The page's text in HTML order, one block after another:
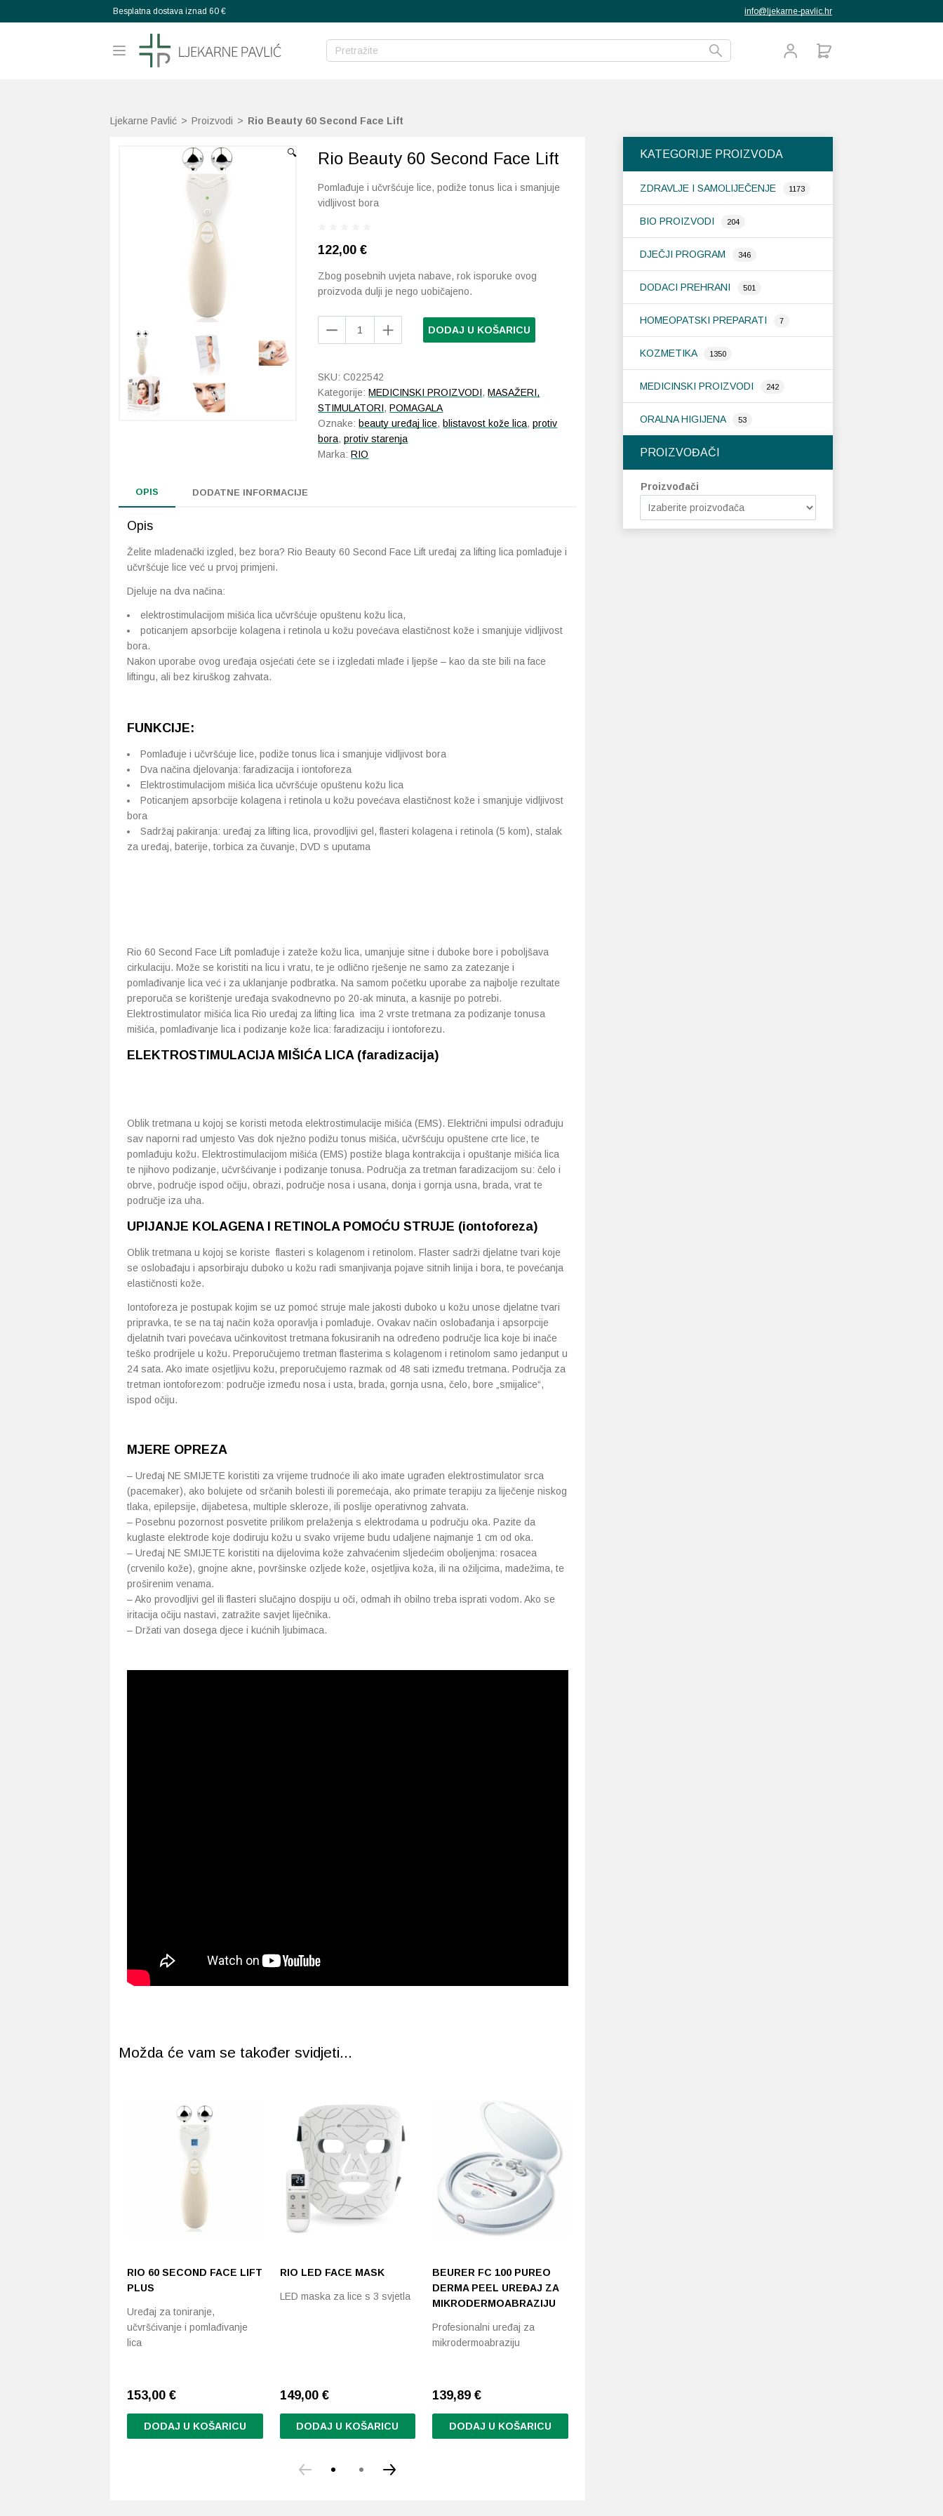
Besplatna dostava iznad 60 € info@ljekarne-pavlic.hr
Ljekarne Pavlić > Proizvodi > Rio Beauty 60 Second Face Lift
KATEGORIJE PROIZVODA
ZDRAVLJE I SAMOLIJEČENJE 1173
BIO PROIZVODI 204
DJEČJI PROGRAM 346
DODACI PREHRANI 501
HOMEOPATSKI PREPARATI 7
KOZMETIKA 1350
MEDICINSKI PROIZVODI 242
ORALNA HIGIJENA 53
PROIZVOĐAČI
Proizvođači
🔍 Rio Beauty 60 Second Face Lift
Pomlađuje i učvršćuje lice, podiže tonus lica i smanjuje
vidljivost bora
122,00€
Zbog posebnih uvjeta nabave, rok isporuke ovog
proizvoda dulji je nego uobičajeno.
količina
DODAJ U KOŠARICU
SKU:C022542
Kategorije:MEDICINSKI PROIZVODI,MASAŽERI,
STIMULATORI,POMAGALA
Oznake: beauty uređaj lice, blistavost kože lica,protiv
bora,protiv starenja
Marka:RIO
OPIS DODATNE INFORMACIJE
Opis
Želite mladenački izgled, bez bora? Rio Beauty 60 Second Face Lift uređaj za lifting lica pomlađuje i
učvršćuje lice već u prvoj primjeni.
Djeluje na dva načina:
elektrostimulacijom mišića lica učvršćuje opuštenu kožu lica,
poticanjem apsorbcije kolagena i retinola u kožu povećava elastičnost kože i smanjuje vidljivost
bora.
Nakon uporabe ovog uređaja osjećati ćete se i izgledati mlađe i ljepše – kao da ste bili na face
liftingu, ali bez kiruškog zahvata.
FUNKCIJE:
Pomlađuje i učvršćuje lice, podiže tonus lica i smanjuje vidljivost bora
Dva načina djelovanja: faradizacija i iontoforeza
Elektrostimulacijom mišića lica učvršćuje opuštenu kožu lica
Poticanjem apsorbcije kolagena i retinola u kožu povećava elastičnost kože i smanjuje vidljivost
bora
Sadržaj pakiranja: uređaj za lifting lica, provodljivi gel, flasteri kolagena i retinola (5 kom), stalak
za uređaj, baterije, torbica za čuvanje, DVD s uputama
Rio 60 Second Face Lift pomlađuje i zateže kožu lica, umanjuje sitne i duboke bore i poboljšava
cirkulaciju. Može se koristiti na licu i vratu, te je odlično rješenje ne samo za zatezanje i
pomlađivanje lica već i za uklanjanje podbratka. Na samom početku uporabe za najbolje rezultate
preporuča se korištenje uređaja svakodnevno po 20-ak minuta, a kasnije po potrebi.
Elektrostimulator mišića lica Rio uređaj za lifting lica ima 2 vrste tretmana za podizanje tonusa
mišića, pomlađivanje lica i podizanje kože lica: faradizaciju i iontoforezu.
ELEKTROSTIMULACIJA MIŠIĆA LICA (faradizacija)
Oblik tretmana u kojoj se koristi metoda elektrostimulacije mišića (EMS). Električni impulsi odrađuju
sav naporni rad umjesto Vas dok nježno podižu tonus mišića, učvršćuju opuštene crte lice, te
pomlađuju kožu. Elektrostimulacijom mišića (EMS) postiže blaga kontrakcija i opuštanje mišića lica
te njihovo podizanje, učvršćivanje i podizanje tonusa. Područja za tretman faradizacijom su: čelo i
obrve, područje ispod očiju, obrazi, područje nosa i usana, donja i gornja usna, brada, vrat te
područje iza uha.
UPIJANJE KOLAGENA I RETINOLA POMOĆU STRUJE (iontoforeza)
Oblik tretmana u kojoj se koriste flasteri s kolagenom i retinolom. Flaster sadrži djelatne tvari koje
se oslobađaju i apsorbiraju duboko u kožu radi smanjivanja pojave sitnih linija i bora, te povećanja
elastičnosti kože.
Iontoforeza je postupak kojim se uz pomoć struje male jakosti duboko u kožu unose djelatne tvari
pripravka, te se na taj način koža oporavlja i pomlađuje. Ovakav način oslobađanja i apsorpcije
djelatnih tvari povećava učinkovitost tretmana fokusiranih na određeno područje lica koje bi inače
teško prodrijele u kožu. Preporučujemo tretman flasterima s kolagenom i retinolom samo jedanput u
24 sata. Ako imate osjetljivu kožu, preporučujemo razmak od 48 sati između tretmana. Područja za
tretman iontoforezom: područje između nosa i usta, brada, gornja usna, čelo, bore „smijalice“,
ispod očiju.
MJERE OPREZA
– Uređaj NE SMIJETE koristiti za vrijeme trudnoće ili ako imate ugrađen elektrostimulator srca
(pacemaker), ako bolujete od srčanih bolesti ili poremećaja, ako primate terapiju za liječenje niskog
tlaka, epilepsije, dijabetesa, multiple skleroze, ili poslije operativnog zahvata.
– Posebnu pozornost posvetite prilikom prelaženja s elektrodama u području oka. Pazite da
kuglaste elektrode koje dodiruju kožu u svako vrijeme budu udaljene najmanje 1 cm od oka.
– Uređaj NE SMIJETE koristiti na dijelovima kože zahvaćenim sljedećim oboljenjma: rosacea
(crvenilo kože), gnojne akne, površinske ozljede kože, osjetljiva koža, ili na ožiljcima, madežima, te
proširenim venama.
– Ako provodljivi gel ili flasteri slučajno dospiju u oči, odmah ih obilno treba isprati vodom. Ako se
iritacija očiju nastavi, zatražite savjet liječnika.
– Držati van dosega djece i kućnih ljubimaca.
Možda će vam se također svidjeti...
RIO 60 SECOND FACE LIFT
PLUS
Uređaj za toniranje,
učvršćivanje i pomlađivanje
lica
153,00 €
DODAJ U KOŠARICU
RIO LED FACE MASK
LED maska za lice s 3 svjetla
149,00 €
DODAJ U KOŠARICU
BEURER FC 100 PUREO
DERMA PEEL UREĐAJ ZA
MIKRODERMOABRAZIJU
Profesionalni uređaj za
mikrodermoabraziju
139,89€
DODAJ U KOŠARICU